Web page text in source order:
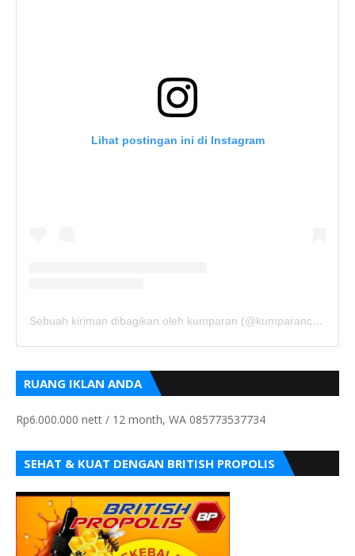
Lihat postingan ini di Instagram
Sebuah kiriman dibagikan oleh kumparan (@kumparancom)
RUANG IKLAN ANDA
Rp6.000.000 nett / 12 month, WA 085773537734
SEHAT & KUAT DENGAN BRITISH PROPOLIS